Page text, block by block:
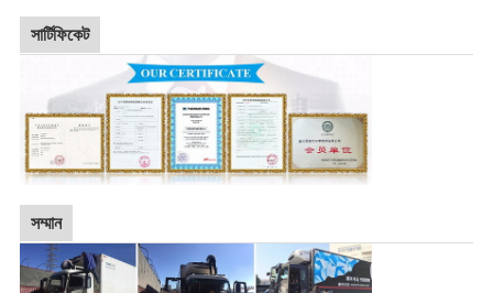
সার্টিফিকেট
সম্মান